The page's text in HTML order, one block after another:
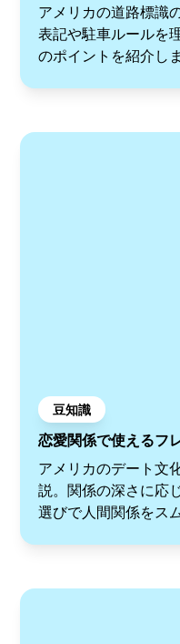
アメリカの道路標識
表記や駐車ルールを
のポイントを紹介しま
豆知識
恋愛関係で使えるフ
アメリカのデート文
説。関係の深さに応
選びで人間関係をス